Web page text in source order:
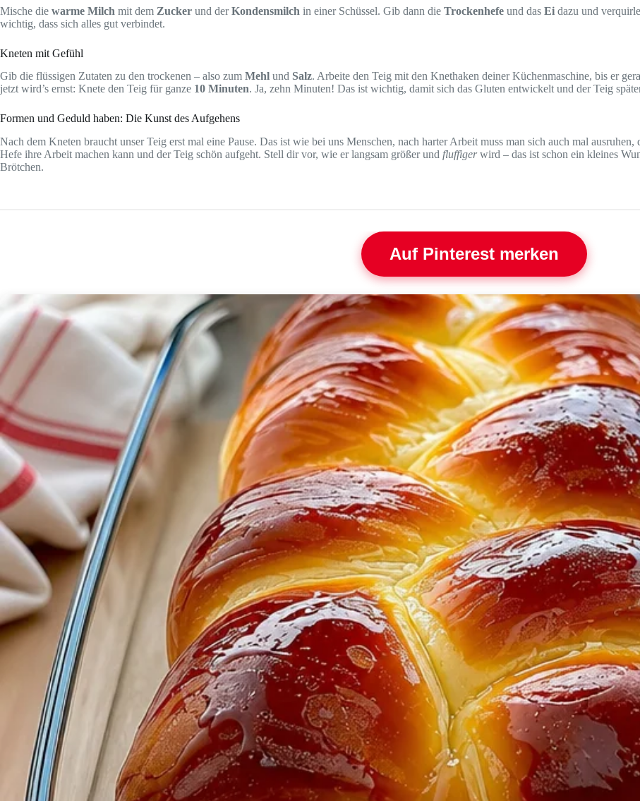
Mische die warme Milch mit dem Zucker und derKondensmilch in einer Schüssel. Gib dann die Trockenhefe und das Ei dazu und
wichtig, dass sich alles gut verbindet.
Kneten mit Gefühl
Gib die flüssigen Zutaten zu den trockenen – also zum Mehl und Salz. Arbeite den Teig mit den Knethaken deiner Küchenmaschine, bis er
jetzt wird’s ernst: Knete den Teig für ganze 10 Minuten. Ja, zehn Minuten! Das ist wichtig, damit sich das Gluten entwickelt und der Teig
Formen und Geduld haben: Die Kunst des Aufgehens
Nach dem Kneten braucht unser Teig erst mal eine Pause. Das ist wie bei uns Menschen, nach harter Arbeit muss man sich auch mal
Hefe ihre Arbeit machen kann und der Teig schön aufgeht. Stell dir vor, wie er langsam größer und fluffigerwird – das ist schon ein kleines
Brötchen.
Auf Pinterest merken